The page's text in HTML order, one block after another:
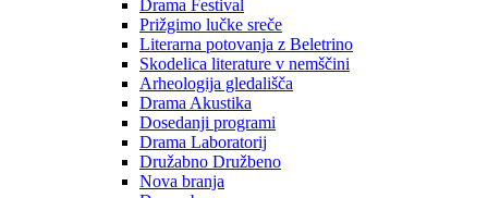
Drama Festival
Prižgimo lučke sreče
Literarna potovanja z Beletrino
Skodelica literature v nemščini
Arheologija gledališča
Drama Akustika
Dosedanji programi
Drama Laboratorij
Družabno Družbeno
Nova branja